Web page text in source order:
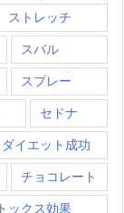
ストレッチ
スバル
スプレー
セドナ
ダイエット成功
チョコレート
ックス効果